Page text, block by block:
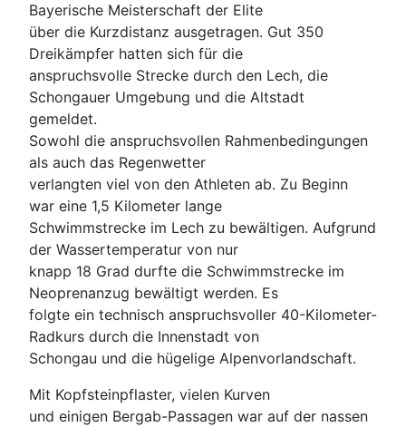
Bayerische Meisterschaft der Elite
über die Kurzdistanz ausgetragen. Gut 350
Dreikämpfer hatten sich für die
anspruchsvolle Strecke durch den Lech, die
Schongauer Umgebung und die Altstadt
gemeldet.
Sowohl die anspruchsvollen Rahmenbedingungen
als auch das Regenwetter
verlangten viel von den Athleten ab. Zu Beginn
war eine 1,5 Kilometer lange
Schwimmstrecke im Lech zu bewältigen. Aufgrund
der Wassertemperatur von nur
knapp 18 Grad durfte die Schwimmstrecke im
Neoprenanzug bewältigt werden. Es
folgte ein technisch anspruchsvoller 40-Kilometer-
Radkurs durch die Innenstadt von
Schongau und die hügelige Alpenvorlandschaft.
Mit Kopfsteinpflaster, vielen Kurven
und einigen Bergab-Passagen war auf der nassen